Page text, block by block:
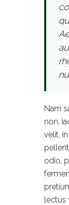
Nam
non,
velit,
odio,
lectus